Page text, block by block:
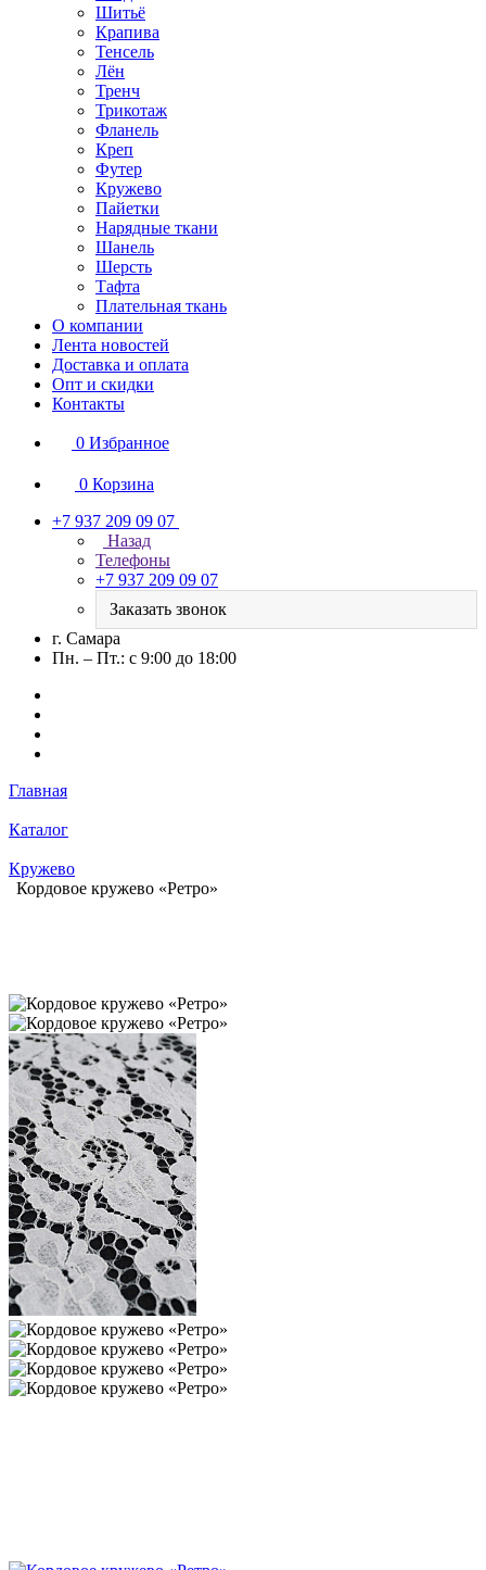
Шитьё
Крапива
Тенсель
Лён
Тренч
Трикотаж
Фланель
Креп
Футер
Кружево
Пайетки
Нарядные ткани
Шанель
Шерсть
Тафта
Плательная ткань
О компании
Лента новостей
Доставка и оплата
Опт и скидки
Контакты
0 Избранное
0 Корзина
+7 937 209 09 07
Назад
Телефоны
+7 937 209 09 07
Заказать звонок
г. Самара
Пн. – Пт.: с 9:00 до 18:00
Главная
Каталог
Кружево
Кордовое кружево «Ретро»